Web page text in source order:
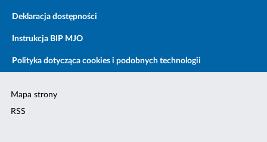
Deklaracja dostępności
Instrukcja BIP MJO
Polityka dotycząca cookies i podobnych technologii
Mapa strony
RSS